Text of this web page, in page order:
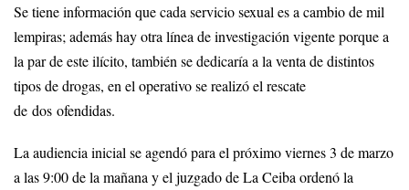
Se tiene información que cada servicio sexual es a cambio de mil
lempiras; además hay otra línea de investigación vigente porque a
la par de este ilícito, también se dedicaría a la venta de distintos
tipos de drogas, en el operativo se realizó el rescate
de dos ofendidas.
La audiencia inicial se agendó para el próximo viernes 3 de marzo
a las 9:00 de la mañana y el juzgado de La Ceiba ordenó la